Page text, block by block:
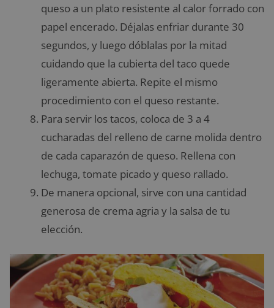
queso a un plato resistente al calor forrado con
papel encerado. Déjalas enfriar durante 30
segundos, y luego dóblalas por la mitad
cuidando que la cubierta del taco quede
ligeramente abierta. Repite el mismo
procedimiento con el queso restante.
Para servir los tacos, coloca de 3 a 4
cucharadas del relleno de carne molida dentro
de cada caparazón de queso. Rellena con
lechuga, tomate picado y queso rallado.
De manera opcional, sirve con una cantidad
generosa de crema agria y la salsa de tu
elección.